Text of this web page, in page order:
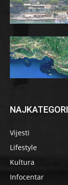
Vijesti
Lifestyle
Kultura
Infocentar